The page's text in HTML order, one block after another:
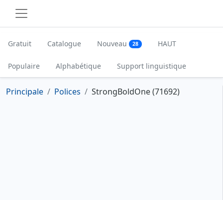
Gratuit Catalogue Nouveau 28 HAUT
Populaire Alphabétique Support linguistique
Principale Polices StrongBoldOne (71692)